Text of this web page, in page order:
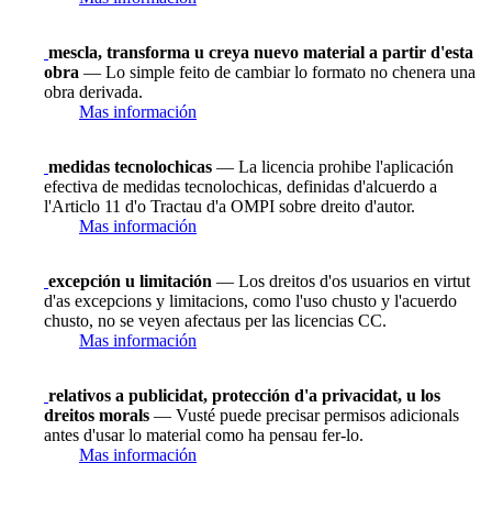
mescla, transforma u creya nuevo material a partir d'esta
obra — Lo simple feito de cambiar lo formato no chenera una
obra derivada.
Mas información
medidas tecnolochicas — La licencia prohibe l'aplicación
efectiva de medidas tecnolochicas, definidas d'alcuerdo a
l'Articlo 11 d'o Tractau d'a OMPI sobre dreito d'autor.
Mas información
excepción u limitación — Los dreitos d'os usuarios en virtut
d'as excepcions y limitacions, como l'uso chusto y l'acuerdo
chusto, no se veyen afectaus per las licencias CC.
Mas información
relativos a publicidat, protección d'a privacidat, u los
dreitos morals — Vusté puede precisar permisos adicionals
antes d'usar lo material como ha pensau fer-lo.
Mas información